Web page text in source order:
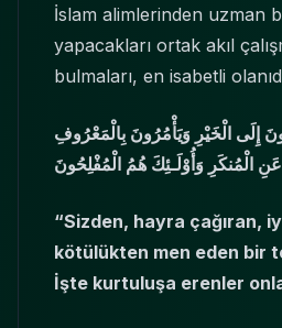
İslam alimlerinden uzman
yapacakları ortak akıl
bulmaları, en isabetli
إِلَى الْخَيْرِ وَيَأْمُرُونَ بِالْمَعْرُوفِ
الْمُنكَرِ وَأُوْلَـئِكَ هُمُ الْمُفْلِحُونَ
“Sizden, hayra çağıran,
kötülükten men eden bir
İşte kurtuluşa erenler